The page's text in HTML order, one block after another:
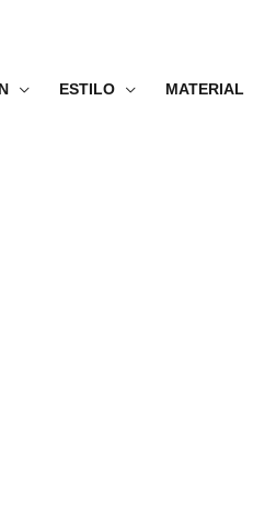
ESTILO MATERIAL